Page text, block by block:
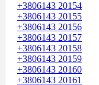
+3806143 20154
+3806143 20155
+3806143 20156
+3806143 20157
+3806143 20158
+3806143 20159
+3806143 20160
+3806143 20161